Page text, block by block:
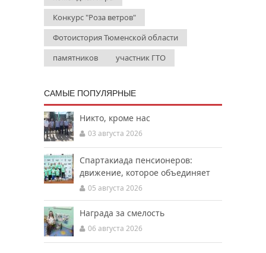
Конкурс "Роза ветров"
Фотоистория Тюменской области
памятников
участник ГТО
САМЫЕ ПОПУЛЯРНЫЕ
Никто, кроме нас
03 августа 2026
Спартакиада пенсионеров:
движение, которое объединяет
05 августа 2026
Награда за смелость
06 августа 2026